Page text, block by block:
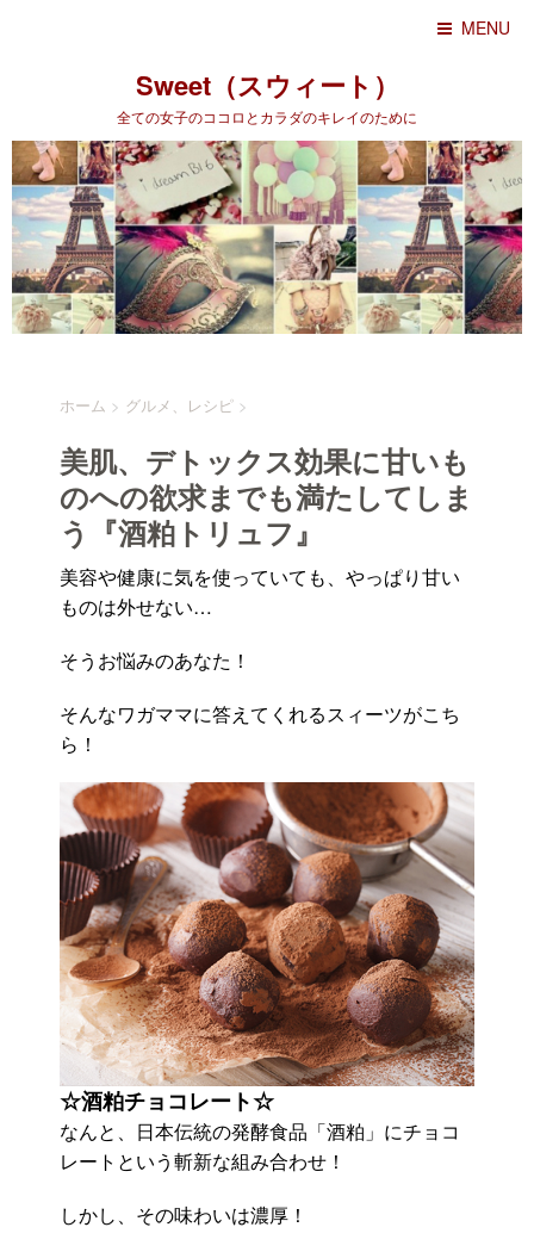
MENU
Sweet（スウィート）
全ての女子のココロとカラダのキレイのために
ホーム > グルメ、レシピ >
美肌、デトックス効果に甘いも
のへの欲求までも満たしてしま
う『酒粕トリュフ』
美容や健康に気を使っていても、やっぱり甘い
ものは外せない…
そうお悩みのあなた！
そんなワガママに答えてくれるスィーツがこち
ら！
☆酒粕チョコレート☆
なんと、日本伝統の発酵食品「酒粕」にチョコ
レートという斬新な組み合わせ！
しかし、その味わいは濃厚！